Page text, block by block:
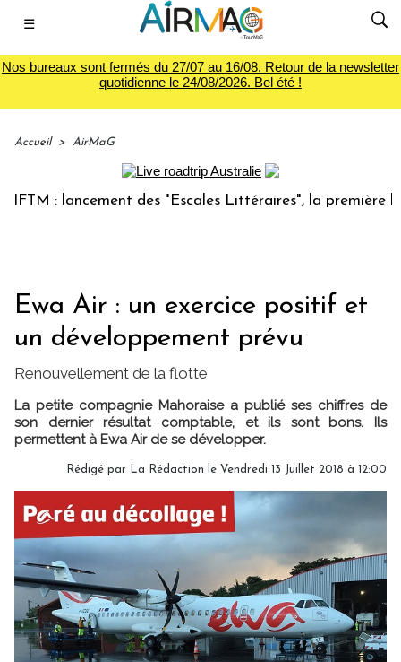
☰
Nos bureaux sont fermés du 27/07 au 16/08. Retour de la newsletter
quotidienne le 24/08/2026. Bel été !
Accueil > AirMaG
: lancement des "Escales Littéraires", la première
Ewa Air : un exercice positif et
un développement prévu
Renouvellement de la flotte
La petite compagnie Mahoraise a publié ses chiffres de
son dernier résultat comptable, et ils sont bons. Ils
permettent à Ewa Air de se développer.
Rédigé par La Rédaction le Vendredi 13 Juillet 2018 à 12:00